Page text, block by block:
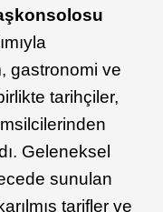
gastronomi ve
tarihçiler,
Geleneksel
sunulan
tarifler ve